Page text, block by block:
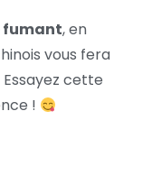
fumant, en
vous fera
Essayez cette
!